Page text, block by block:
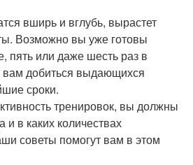
вширь и вглубь, вырастет
Возможно вы уже готовы
пять или даже шесть раз в
добиться выдающихся
сроки.
тренировок, вы должны
и в каких количествах
советы помогут вам в этом